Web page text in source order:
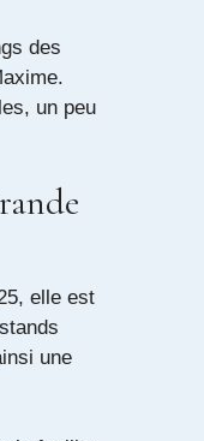
des
un peu
elle est
une